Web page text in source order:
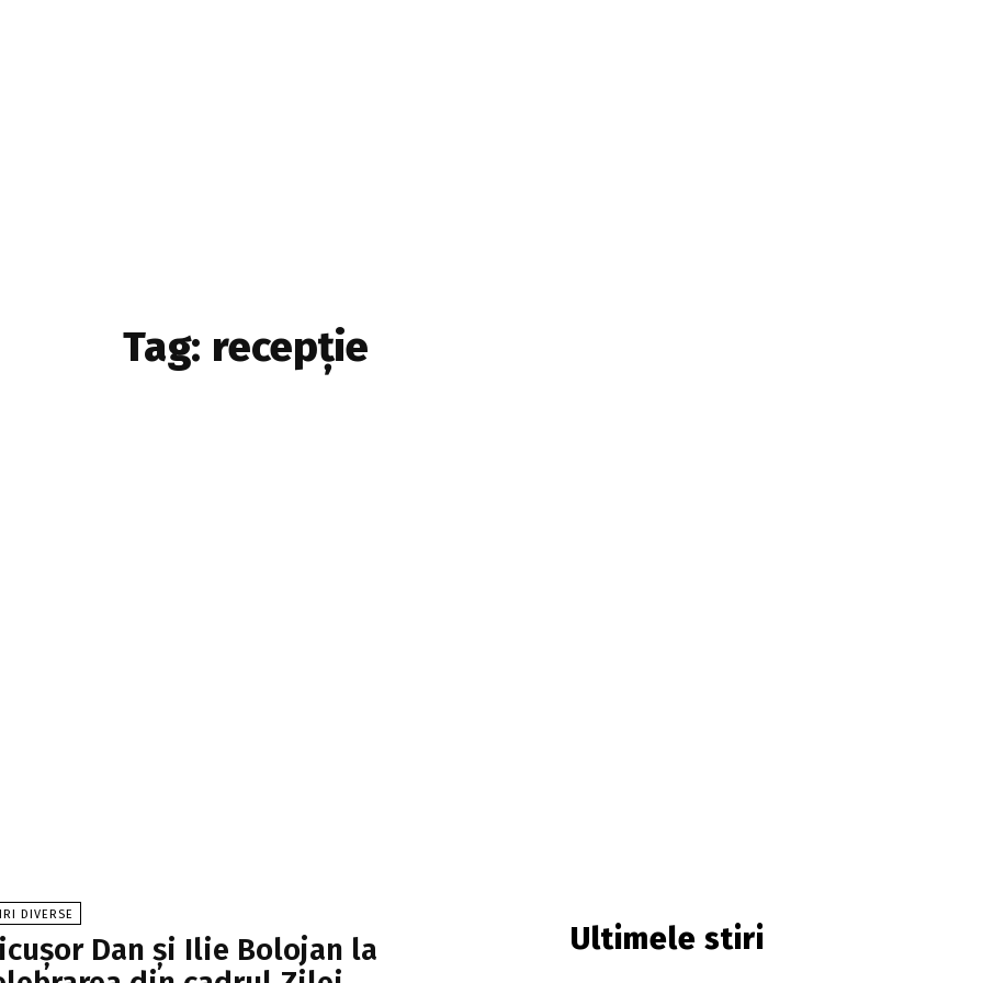
Tag: recepție
DIVERSE
Dan și Ilie Bolojan la
Ultimele stiri